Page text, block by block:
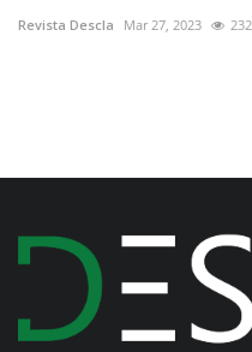
Revista Descla Mar 27, 2023